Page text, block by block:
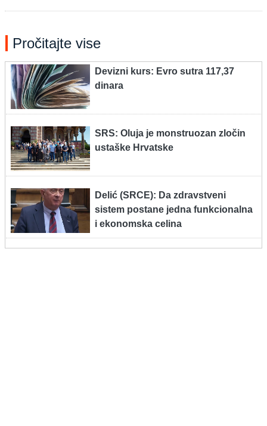
Pročitajte vise
Devizni kurs: Evro sutra 117,37
dinara
SRS: Oluja je monstruozan zločin
ustaške Hrvatske
Delić (SRCE): Da zdravstveni
sistem postane jedna funkcionalna
i ekonomska celina